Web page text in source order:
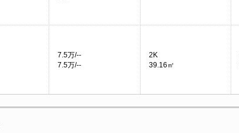
7.5万/--
7.5万/--
2K
39.16㎡